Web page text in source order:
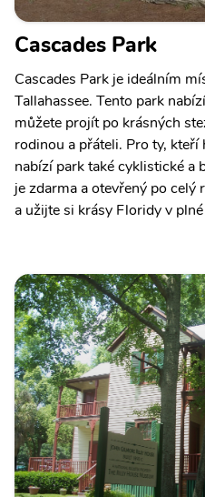
Cascades Park
Cascades Park je ideálním
Tallahassee. Tento park
můžete projít po krásných
rodinou a přáteli. Pro ty,
nabízí park také cyklistické a
je zdarma a otevřený po celý
a užijte si krásy Floridy v